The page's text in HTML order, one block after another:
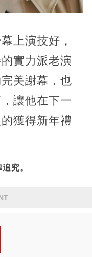
上演技好，
實力派老演
美謝幕，也
讓他在下一
獲得新年禮
究。